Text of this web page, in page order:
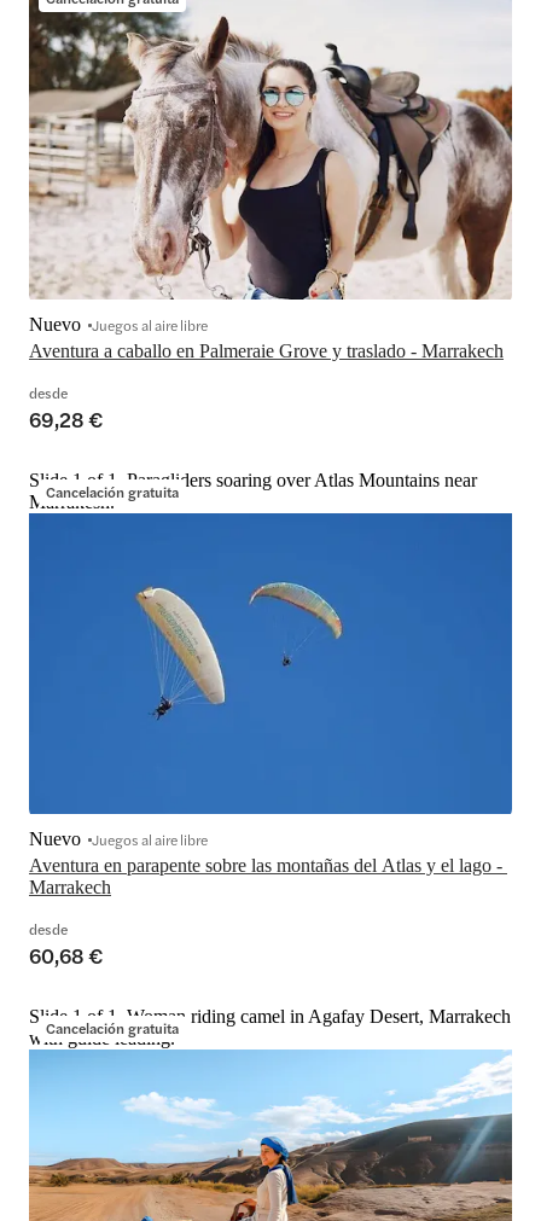
Aventura a caballo en Palmeraie Grove y traslado - Marrakech
Nuevo Juegos al aire libre
desde
69,28 €
Cancelación gratuita
Slide 1 of 1, Paragliders soaring over Atlas Mountains near
Marrakesh.
Aventura en parapente sobre las montañas del Atlas y el lago -
Marrakech
Nuevo Juegos al aire libre
desde
60,68 €
Cancelación gratuita
Slide 1 of 1, Woman riding camel in Agafay Desert, Marrakech
with guide leading.